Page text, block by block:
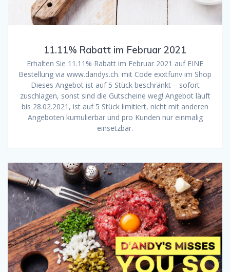
11.11% Rabatt im Februar 2021
Erhalten Sie 11.11% Rabatt im Februar 2021 auf EINE
Bestellung via www.dandys.ch. mit Code exxtfunv im Shop
Dieses Angebot ist auf 5 Stück beschränkt – sofort
zuschlagen, sonst sind die Gutscheine weg! Angebot läuft
bis 28.02.2021, ist auf 5 Stück limitiert, nicht mit anderen
Angeboten kumulierbar und pro Kunden nur einmalig
einsetzbar.